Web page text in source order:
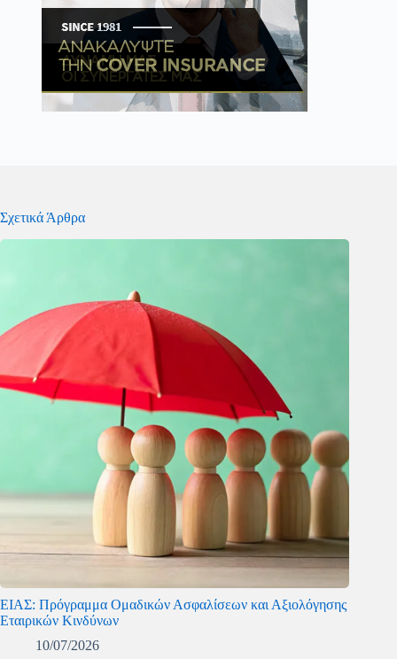
Σχετικά Άρθρα
ΕΙΑΣ: Πρόγραμμα Ομαδικών Ασφαλίσεων και Αξιολόγησης
Εταιρικών Κινδύνων
10/07/2026